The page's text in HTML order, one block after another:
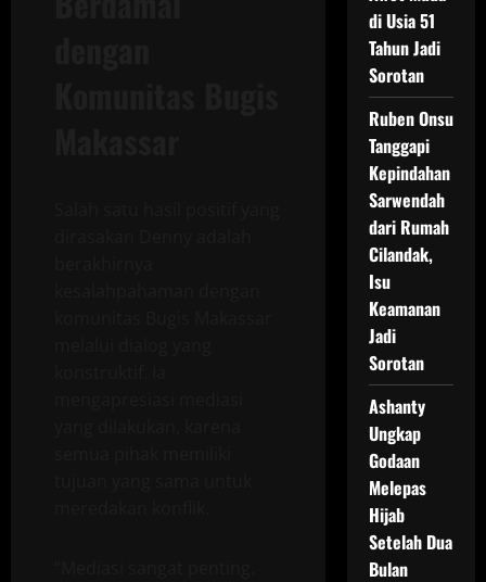
di Usia 51
Tahun Jadi
Sorotan
Ruben Onsu
Tanggapi
Kepindahan
Sarwendah
dari Rumah
Cilandak,
Isu
Keamanan
Jadi
Sorotan
Ashanty
Ungkap
Godaan
Melepas
Hijab
Setelah Dua
Bulan